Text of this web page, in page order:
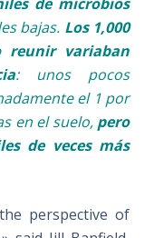
bajas. Los 1,000
reunir variaban
: unos pocos
el 1 por
en el suelo, pero
de veces más
perspective of